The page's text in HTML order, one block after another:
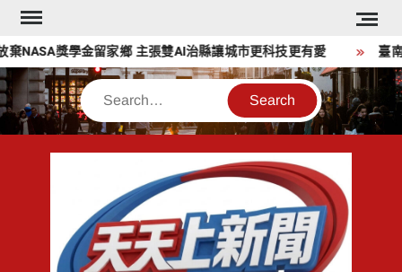
Skip
content
NASA獎學金留家鄉 主張雙AI治縣讓城市更科技更有愛 臺南
Search